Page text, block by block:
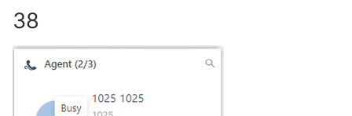
Tổng đài VoIP Yeastar S412
Tổng đài VoIP Yeastar S20
38